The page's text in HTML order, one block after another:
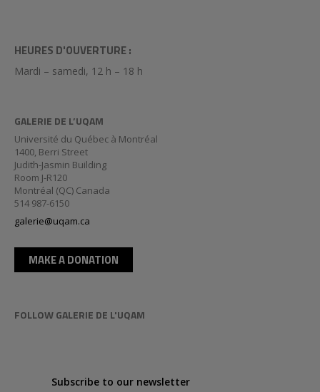
HEURES D'OUVERTURE :
Mardi – samedi, 12 h – 18 h
GALERIE DE L’UQAM
Université du Québec à Montréal
1400, Berri Street
Judith-Jasmin Building
Room J-R120
Montréal (QC) Canada
514 987-6150
galerie@uqam.ca
MAKE A DONATION
FOLLOW GALERIE DE L'UQAM
Subscribe to our newsletter